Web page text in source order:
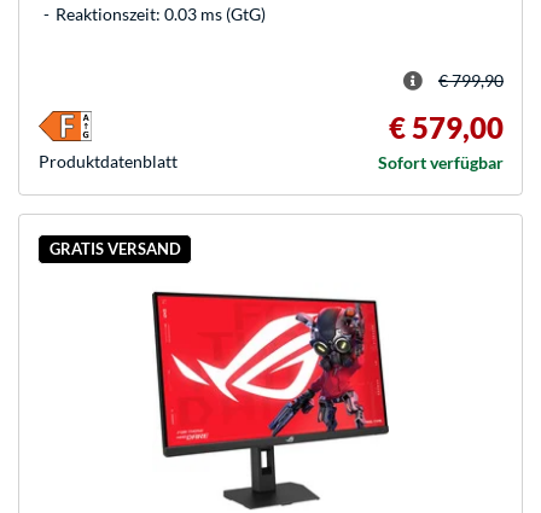
Reaktionszeit: 0.03 ms (GtG)
€ 799,90
€ 579,00
Sofort verfügbar
Produkt­datenblatt
GRATIS VERSAND